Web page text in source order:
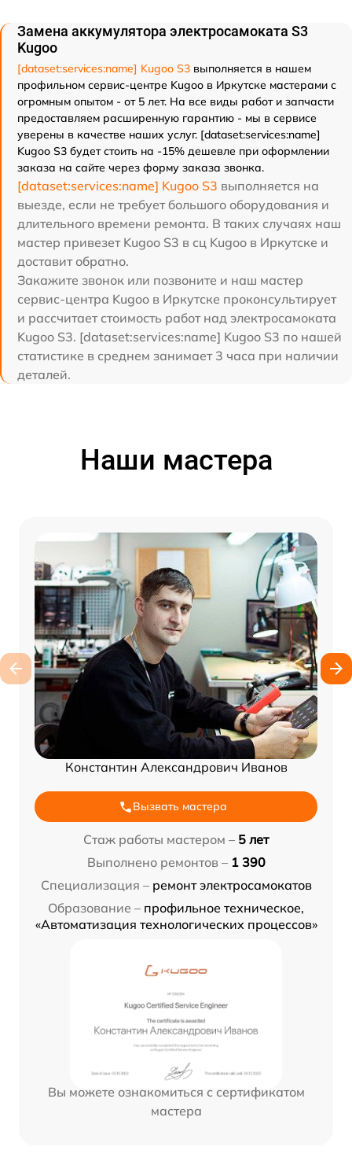
Замена аккумулятора электросамоката S3
Kugoo
[dataset:services:name] Kugoo S3 выполняется в нашем
профильном сервис-центре Kugoo в Иркутске мастерами с
огромным опытом - от 5 лет. На все виды работ и запчасти
предоставляем расширенную гарантию - мы в сервисе
уверены в качестве наших услуг. [dataset:services:name]
Kugoo S3 будет стоить на -15% дешевле при оформлении
заказа на сайте через форму заказа звонка.
[dataset:services:name] Kugoo S3 выполняется на
выезде, если не требует большого оборудования и
длительного времени ремонта. В таких случаях наш
мастер привезет Kugoo S3 в сц Kugoo в Иркутске и
доставит обратно.
Закажите звонок или позвоните и наш мастер
сервис-центра Kugoo в Иркутске проконсультирует
и рассчитает стоимость работ над электросамоката
Kugoo S3. [dataset:services:name] Kugoo S3 по нашей
статистике в среднем занимает 3 часа при наличии
деталей.
Наши мастера
Константин Александрович Иванов
Вызвать мастера
Стаж работы мастером – 5 лет
Выполнено ремонтов – 1 390
Специализация – ремонт электросамокатов
Образование – профильное техническое,
«Автоматизация технологических процессов»
Вы можете ознакомиться с сертификатом
мастера